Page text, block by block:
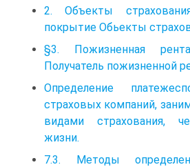
2. Объекты
покрытие Обьекты
§3. Пожизненная
Получатель пожизненной
Определение
страховых компаний,
видами страхования,
жизни.
7.3. Методы